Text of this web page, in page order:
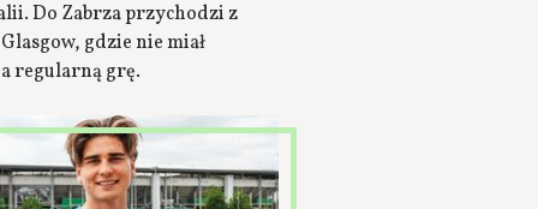
Do Zabrza przychodzi z
gdzie nie miał
regularną grę.